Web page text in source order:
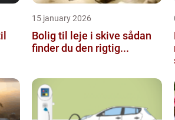
15 january 2026
Bolig til leje i skive sådan
finder du den rigtig...